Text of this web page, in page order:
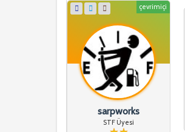
çevrimiçi
sarpworks
STF Üyesi